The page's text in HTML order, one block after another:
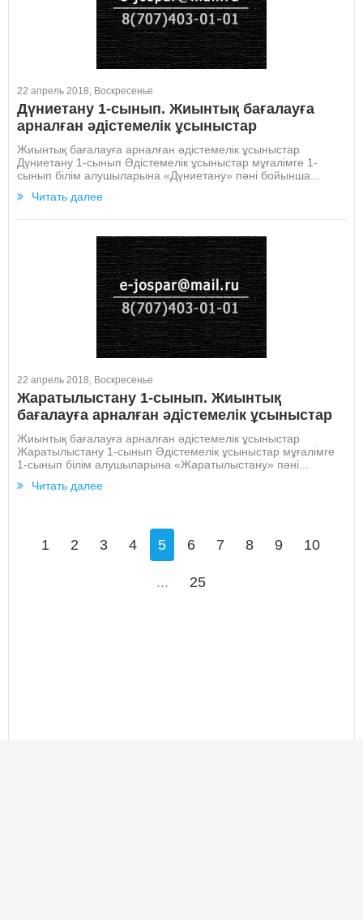
22 апрель 2018, Воскресенье
Дүниетану 1-сынып. Жиынтық бағалауға
арналған әдістемелік ұсыныстар
Жиынтық бағалауға арналған әдістемелік ұсыныстар
Дүниетану 1-сынып Әдістемелік ұсыныстар мұғалімге 1-
сынып білім алушыларына «Дүниетану» пәні бойынша...
Читать далее
22 апрель 2018, Воскресенье
Жаратылыстану 1-сынып. Жиынтық
бағалауға арналған әдістемелік ұсыныстар
Жиынтық бағалауға арналған әдістемелік ұсыныстар
Жаратылыстану 1-сынып Әдістемелік ұсыныстар мұғалімге
1-сынып білім алушыларына «Жаратылыстану» пәні...
Читать далее
1 2 3 4 5 6 7 8 9 10
... 25